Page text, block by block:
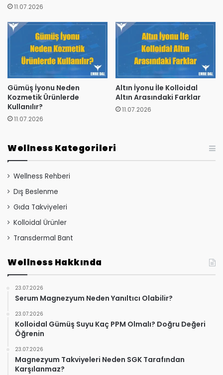
11.07.2026
Gümüş İyonu Neden
Kozmetik Ürünlerde
Kullanılır?
11.07.2026
Altın İyonu İle Kolloidal
Altın Arasındaki Farklar
11.07.2026
Wellness Kategorileri
Wellness Rehberi
Dış Beslenme
Gıda Takviyeleri
Kolloidal Ürünler
Transdermal Bant
Wellness Hakkında
23.07.2026
Serum Magnezyum Neden Yanıltıcı Olabilir?
23.07.2026
Kolloidal Gümüş Suyu Kaç PPM Olmalı? Doğru Değeri
Öğrenin
23.07.2026
Magnezyum Takviyeleri Neden SGK Tarafından
Karşılanmaz?